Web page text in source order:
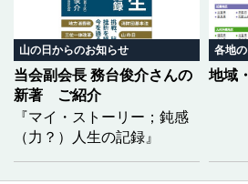
ことができるのか 〜市民科
学の実践〜」をテーマにご
講演いただく予定です。
それ
よう
のか
だき
山の日からのお知らせ
当会副会長 務台俊介さんの
新著 ご紹介
『マイ・ストーリー；鈍感
（力？）人生の記録』
各地
地域